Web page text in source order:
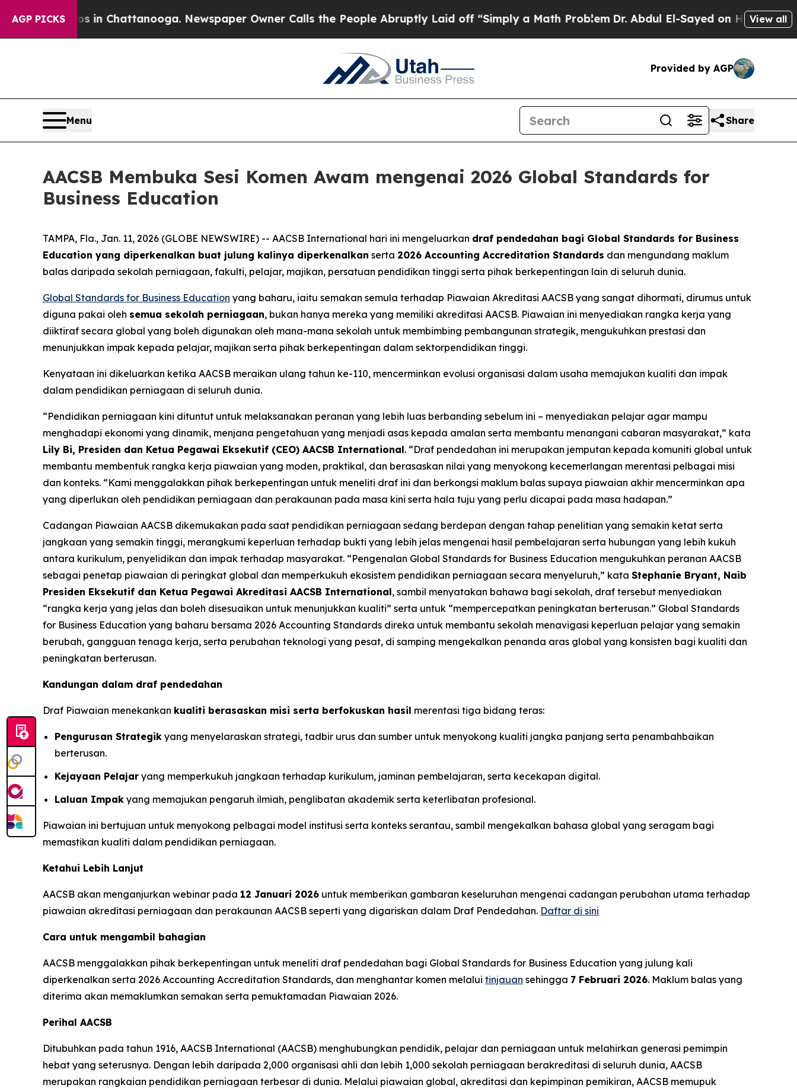
AGP PICKS
Chaos in Chattanooga. Newspaper Owner Calls the People Abruptly Laid off “Simply a Math ProblemDr. Abdul El-Sayed on Historic Michigan
View all
Provided by AGP
Menu Share
AACSB Membuka Sesi Komen Awam mengenai 2026 Global Standards for
Business Education
TAMPA, Fla., Jan. 11, 2026 (GLOBE NEWSWIRE) -- AACSB International hari ini mengeluarkan draf pendedahan bagi Global Standards for Business
Education yang diperkenalkan buat julung kalinya diperkenalkan serta 2026 Accounting Accreditation Standards dan mengundang maklum
balas daripada sekolah perniagaan, fakulti, pelajar, majikan, persatuan pendidikan tinggi serta pihak berkepentingan lain di seluruh dunia.
Global Standards for Business Education yang baharu, iaitu semakan semula terhadap Piawaian Akreditasi AACSB yang sangat dihormati, dirumus untuk
diguna pakai oleh semua sekolah perniagaan, bukan hanya mereka yang memiliki akreditasi AACSB. Piawaian ini menyediakan rangka kerja yang
diiktiraf secara global yang boleh digunakan oleh mana-mana sekolah untuk membimbing pembangunan strategik, mengukuhkan prestasi dan
menunjukkan impak kepada pelajar, majikan serta pihak berkepentingan dalam sektorpendidikan tinggi.
Kenyataan ini dikeluarkan ketika AACSB meraikan ulang tahun ke-110, mencerminkan evolusi organisasi dalam usaha memajukan kualiti dan impak
dalam pendidikan perniagaan di seluruh dunia.
“Pendidikan perniagaan kini dituntut untuk melaksanakan peranan yang lebih luas berbanding sebelum ini – menyediakan pelajar agar mampu
menghadapi ekonomi yang dinamik, menjana pengetahuan yang menjadi asas kepada amalan serta membantu menangani cabaran masyarakat,” kata
Lily Bi, Presiden dan Ketua Pegawai Eksekutif (CEO) AACSB International. “Draf pendedahan ini merupakan jemputan kepada komuniti global untuk
membantu membentuk rangka kerja piawaian yang moden, praktikal, dan berasaskan nilai yang menyokong kecemerlangan merentasi pelbagai misi
dan konteks. “Kami menggalakkan pihak berkepentingan untuk meneliti draf ini dan berkongsi maklum balas supaya piawaian akhir mencerminkan apa
yang diperlukan oleh pendidikan perniagaan dan perakaunan pada masa kini serta hala tuju yang perlu dicapai pada masa hadapan.”
Cadangan Piawaian AACSB dikemukakan pada saat pendidikan perniagaan sedang berdepan dengan tahap penelitian yang semakin ketat serta
jangkaan yang semakin tinggi, merangkumi keperluan terhadap bukti yang lebih jelas mengenai hasil pembelajaran serta hubungan yang lebih kukuh
antara kurikulum, penyelidikan dan impak terhadap masyarakat. “Pengenalan Global Standards for Business Education mengukuhkan peranan AACSB
sebagai penetap piawaian di peringkat global dan memperkukuh ekosistem pendidikan perniagaan secara menyeluruh,” kata Stephanie Bryant, Naib
Presiden Eksekutif dan Ketua Pegawai Akreditasi AACSB International, sambil menyatakan bahawa bagi sekolah, draf tersebut menyediakan
“rangka kerja yang jelas dan boleh disesuaikan untuk menunjukkan kualiti” serta untuk “mempercepatkan peningkatan berterusan.” Global Standards
for Business Education yang baharu bersama 2026 Accounting Standards direka untuk membantu sekolah menavigasi keperluan pelajar yang semakin
berubah, gangguan tenaga kerja, serta perubahan teknologi yang pesat, di samping mengekalkan penanda aras global yang konsisten bagi kualiti dan
peningkatan berterusan.
Kandungan dalam draf pendedahan
Draf Piawaian menekankan kualiti berasaskan misi serta berfokuskan hasil merentasi tiga bidang teras:
Pengurusan Strategik yang menyelaraskan strategi, tadbir urus dan sumber untuk menyokong kualiti jangka panjang serta penambahbaikan
berterusan.
Kejayaan Pelajar yang memperkukuh jangkaan terhadap kurikulum, jaminan pembelajaran, serta kecekapan digital.
Laluan Impak yang memajukan pengaruh ilmiah, penglibatan akademik serta keterlibatan profesional.
Piawaian ini bertujuan untuk menyokong pelbagai model institusi serta konteks serantau, sambil mengekalkan bahasa global yang seragam bagi
memastikan kualiti dalam pendidikan perniagaan.
Ketahui Lebih Lanjut
AACSB akan menganjurkan webinar pada 12 Januari 2026 untuk memberikan gambaran keseluruhan mengenai cadangan perubahan utama terhadap
piawaian akreditasi perniagaan dan perakaunan AACSB seperti yang digariskan dalam Draf Pendedahan. Daftar di sini
Cara untuk mengambil bahagian
AACSB menggalakkan pihak berkepentingan untuk meneliti draf pendedahan bagi Global Standards for Business Education yang julung kali
diperkenalkan serta 2026 Accounting Accreditation Standards, dan menghantar komen melalui tinjauan sehingga 7 Februari 2026. Maklum balas yang
diterima akan memaklumkan semakan serta pemuktamadan Piawaian 2026.
Perihal AACSB
Ditubuhkan pada tahun 1916, AACSB International (AACSB) menghubungkan pendidik, pelajar dan perniagaan untuk melahirkan generasi pemimpin
hebat yang seterusnya. Dengan lebih daripada 2,000 organisasi ahli dan lebih 1,000 sekolah perniagaan berakreditasi di seluruh dunia, AACSB
merupakan rangkaian pendidikan perniagaan terbesar di dunia. Melalui piawaian global, akreditasi dan kepimpinan pemikiran, AACSB memupuk